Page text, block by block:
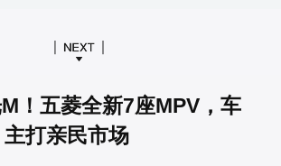
！五菱全新7座MPV，车
打亲民市场